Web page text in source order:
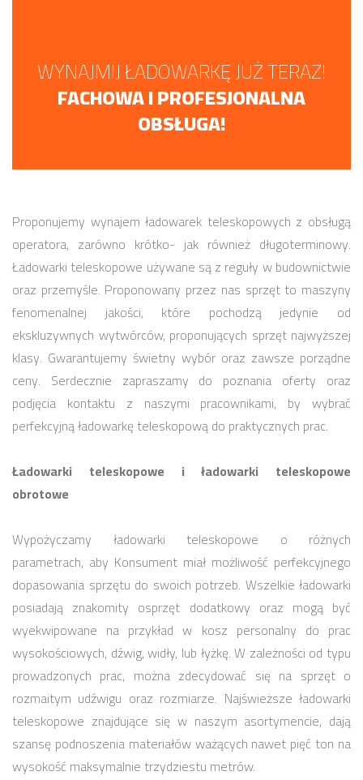
WYNAJMIJ ŁADOWARKĘ JUŻ TERAZ!
FACHOWA I PROFESJONALNA
OBSŁUGA!
Proponujemy wynajem ładowarek teleskopowych z obsługą
operatora, zarówno krótko- jak również długoterminowy.
Ładowarki teleskopowe używane są z reguły w budownictwie
oraz przemyśle. Proponowany przez nas sprzęt to maszyny
fenomenalnej jakości, które pochodzą jedynie od
ekskluzywnych wytwórców, proponujących sprzęt najwyższej
klasy. Gwarantujemy świetny wybór oraz zawsze porządne
ceny. Serdecznie zapraszamy do poznania oferty oraz
podjęcia kontaktu z naszymi pracownikami, by wybrać
perfekcyjną ładowarkę teleskopową do praktycznych prac.
Ładowarki teleskopowe i ładowarki teleskopowe
obrotowe
Wypożyczamy ładowarki teleskopowe o różnych
parametrach, aby Konsument miał możliwość perfekcyjnego
dopasowania sprzętu do swoich potrzeb. Wszelkie ładowarki
posiadają znakomity osprzęt dodatkowy oraz mogą być
wyekwipowane na przykład w kosz personalny do prac
wysokościowych, dźwig, widły, lub łyżkę. W zależności od typu
prowadzonych prac, można zdecydować się na sprzęt o
rozmaitym udźwigu oraz rozmiarze. Najświeższe ładowarki
teleskopowe znajdujące się w naszym asortymencie, dają
szansę podnoszenia materiałów ważących nawet pięć ton na
wysokość maksymalnie trzydziestu metrów.